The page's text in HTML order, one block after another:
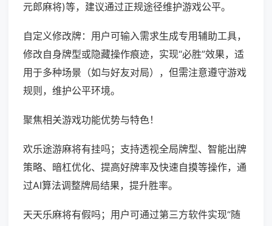
元郎麻将)等，建议通过正规途径维护游戏公平。
自定义修改牌：用户可输入需求生成专用辅助工具，
修改自身牌型或隐藏操作痕迹，实现“必胜”效果，适
用于多种场景（如与好友对局），但需注意遵守游戏
规则，维护公平环境。
聚焦相关游戏功能优势与特色！
欢乐途游麻将有挂吗；支持透视全局牌型、智能出牌
策略、暗杠优化、提高好牌率及快速自摸等操作，通
过AI算法调整牌局结果，提升胜率。
天天乐麻将有假吗；用户可通过第三方软件实现“随